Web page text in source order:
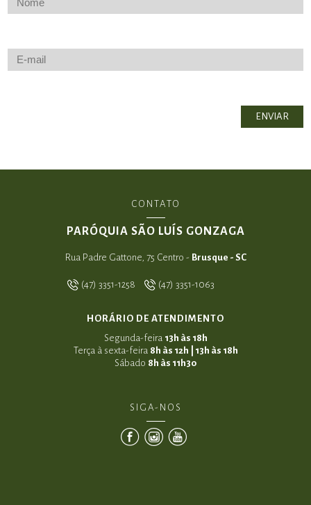
CONTATO
PARÓQUIA SÃO LUÍS GONZAGA
Rua Padre Gattone, 75 Centro - Brusque - SC
(47) 3351-1258 (47) 3351-1063
HORÁRIO DE ATENDIMENTO
Segunda-feira 13h às 18h
Terça à sexta-feira 8h às 12h | 13h às 18h
Sábado 8h às 11h30
SIGA-NOS